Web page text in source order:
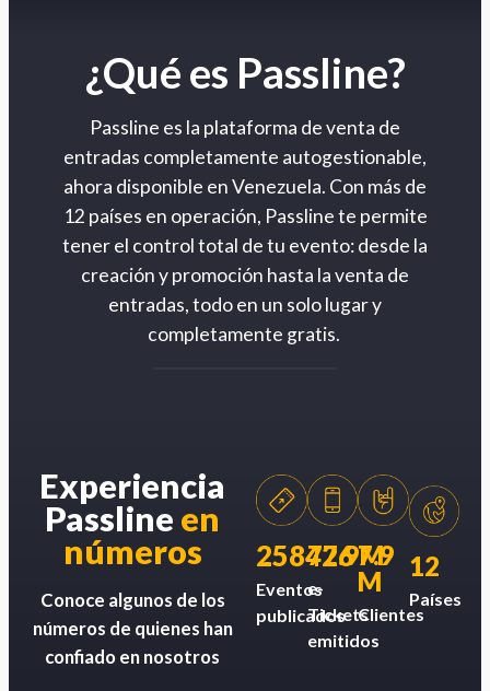
¿Qué es Passline?
Passline es la plataforma de venta de
entradas completamente autogestionable,
ahora disponible en Venezuela. Con más de
12 países en operación, Passline te permite
tener el control total de tu evento: desde la
creación y promoción hasta la venta de
entradas, todo en un solo lugar y
completamente gratis.
Experiencia
Passline en
números
Conoce algunos de los
números de quienes han
confiado en nosotros
258426
Eventos
publicados
77.9M
e-
Tickets
emitidos
7.9
M
Clientes
12
Países